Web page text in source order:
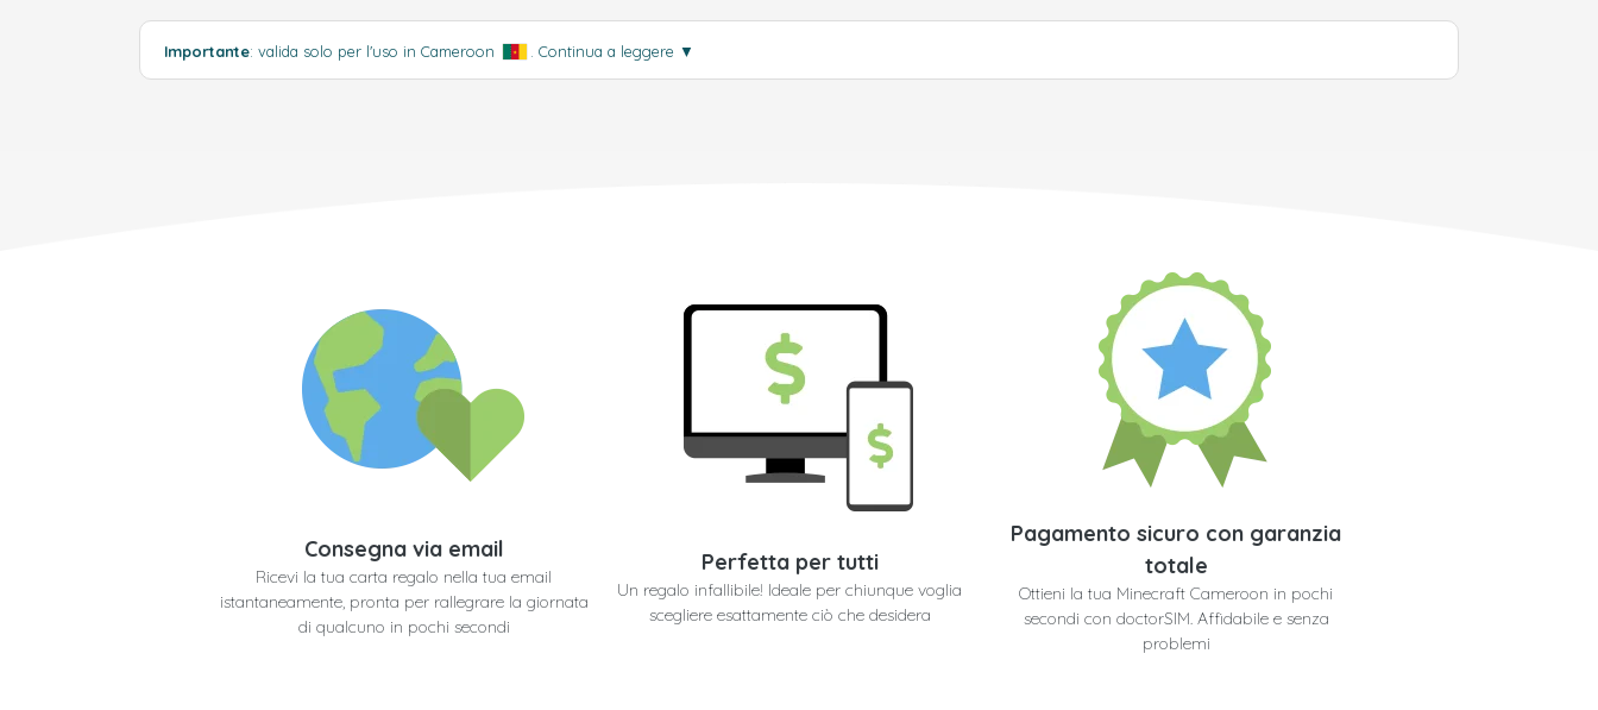
Importante: valida solo per l'uso in Cameroon Continua a leggere ▼
Consegna via email
Ricevi la tua carta regalo nella tua email
istantaneamente, pronta per rallegrare la giornata
di qualcuno in pochi secondi
Perfetta per tutti
Un regalo infallibile! Ideale per chiunque voglia
scegliere esattamente ciò che desidera
Pagamento sicuro con garanzia
totale
Ottieni la tua Minecraft Cameroon in pochi
secondi con doctorSIM. Affidabile e senza
problemi